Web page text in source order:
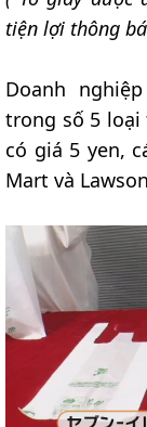
tiện lợi thông
Doanh
trong số 5
có giá 5 yen,
Mart và